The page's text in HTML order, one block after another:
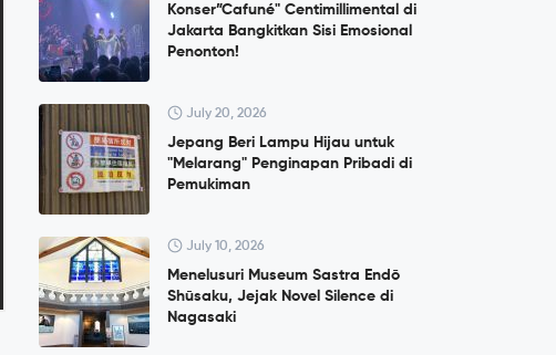
Konser”Cafuné" Centimillimental di
Jakarta Bangkitkan Sisi Emosional
Penonton!
July 20, 2026
Jepang Beri Lampu Hijau untuk
"Melarang" Penginapan Pribadi di
Pemukiman
July 10, 2026
Menelusuri Museum Sastra Endō
Shūsaku, Jejak Novel Silence di
Nagasaki